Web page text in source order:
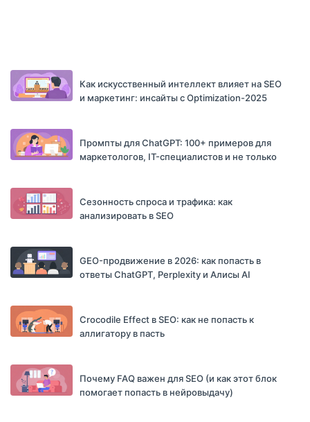
Как искусственный интеллект влияет на SEO
и маркетинг: инсайты с Optimization-2025
Промпты для ChatGPT: 100+ примеров для
маркетологов, IT-специалистов и не только
Сезонность спроса и трафика: как
анализировать в SEO
GEO-продвижение в 2026: как попасть в
ответы ChatGPT, Perplexity и Алисы AI
Crocodile Effect в SEO: как не попасть к
аллигатору в пасть
Почему FAQ важен для SEO (и как этот блок
помогает попасть в нейровыдачу)